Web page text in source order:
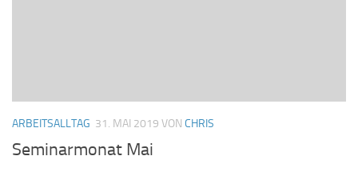
ARBEITSALLTAG 31. MAI 2019 VON CHRIS
Seminarmonat Mai